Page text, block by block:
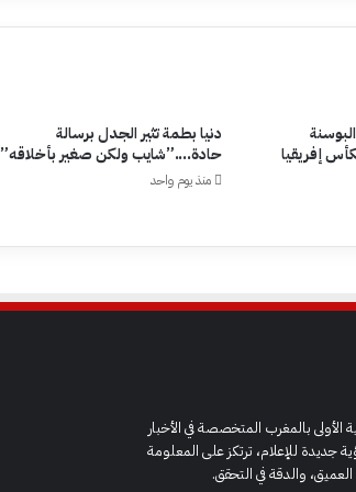
إفريقيا
دنيا بطمة تثير الجدل برسالة
حادة….”شايب ولكن صغير بأخلاقه”
منذ يوم واحد
الأولى بالمغرب المتخصصة في الأخبار
جديدة للإعلام، ترتكز على المعلومة
والدقة في التحقق.